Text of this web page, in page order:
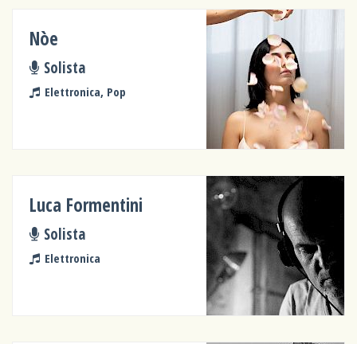
Nòe
Solista
Elettronica, Pop
Luca Formentini
Solista
Elettronica